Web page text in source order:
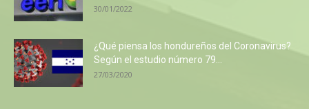
30/01/2022
¿Qué piensa los hondureños del Coronavirus?
Según el estudio número 79...
27/03/2020